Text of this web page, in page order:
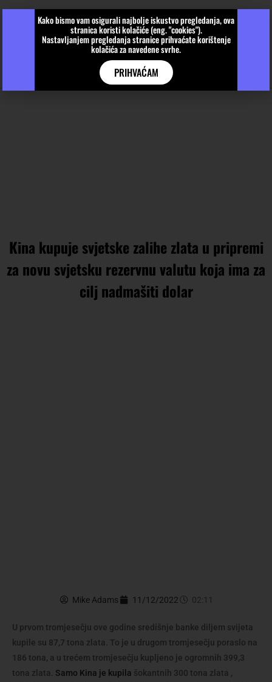
Kina kupuje svjetske zalihe zlata u pripremi
za novu svjetsku rezervnu valutu koja ima za
cilj nadmašiti dolar
Mike Adams 11/12/2022 02:11
U prvom tromjesečju ove godine središnje banke diljem svijeta
kupile su 87,7 tona zlata. To je u drugom tromjesečju poraslo na
186 tona, a u trećem tromjesečju kupljeno je ogromnih 399,3
tona zlata. Samo Kina je kupila šokantnih 300 tona zlata ,
Kako bismo vam osigurali najbolje iskustvo pregledanja, ova
stranica koristi kolačiće (eng. "cookies").
Nastavljanjem pregledanja stranice prihvaćate korištenje
kolačića za navedene svrhe.
PRIHVAĆAM